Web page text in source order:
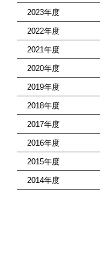
2023年度
2022年度
2021年度
2020年度
2019年度
2018年度
2017年度
2016年度
2015年度
2014年度